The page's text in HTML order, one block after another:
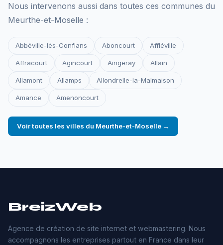
Nous intervenons aussi dans toutes ces communes du
Meurthe-et-Moselle :
Abbéville-lès-Conflans Aboncourt Affléville
Affracourt Agincourt Aingeray Allain
Allamont Allamps Allondrelle-la-Malmaison
Amance Amenoncourt
Voir toutes les villes du Meurthe-et-Moselle →
BreizWeb
Agence de création de site internet et webmastering. Nous
accompagnons les entreprises partout en France dans leur